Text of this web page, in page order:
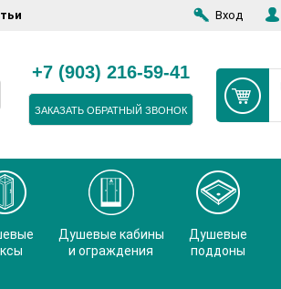
Вход
+7 (903) 216-59-41
ЗАКАЗАТЬ ОБРАТНЫЙ ЗВОНОК
Душевые кабины
и ограждения
Душевые
поддоны